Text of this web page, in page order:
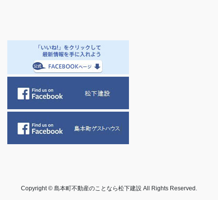
Copyright © 島本町不動産のことなら松下建設 All Rights Reserved.